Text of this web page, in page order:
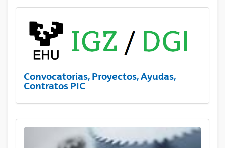
Convocatorias, Proyectos, Ayudas,
Contratos PIC